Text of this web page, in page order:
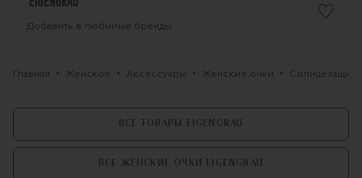
Добавить в любимые бренды
Главная Женское Аксессуары Женские очки
ВСЕ ТОВАРЫ EIGENGRAU
ВСЕ ЖЕНСКИЕ ОЧКИ EIGENGRAU